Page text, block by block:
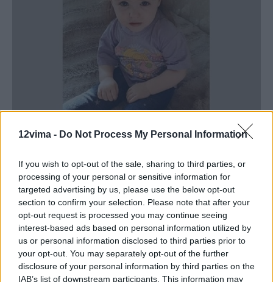
12vima - Do Not Process My Personal Information
If you wish to opt-out of the sale, sharing to third parties, or
processing of your personal or sensitive information for
targeted advertising by us, please use the below opt-out
section to confirm your selection. Please note that after your
opt-out request is processed you may continue seeing
interest-based ads based on personal information utilized by
us or personal information disclosed to third parties prior to
your opt-out. You may separately opt-out of the further
disclosure of your personal information by third parties on the
IAB’s list of downstream participants. This information may
Η οικογένεια είχε γιορτάσει νωρίτερα τα γενέθλια της
Σάτκα της Ρωσίας. Η μητέρα ανέφερε στην τοπική αστυνομία
ότι έβαλε την Αντζελίνα για ύπνο πριν από τα μεσάνυχτα. Η
ίδια και ο σύζυγός της είδαν για λίγο τηλεόραση και στη
συνέχεια πήγαν και εκείνοι για ύπνο.
«Όταν ξυπνήσαμε το πρωί, δεν την βρήκαμε στο κρεβάτι της.
Τη βρήκαμε στον διάδρομο. Ήταν στο πάτωμα», ανέφερε.